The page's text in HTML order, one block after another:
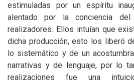
estimuladas por un espíritu
alentado por la conciencia
realizadores. Ellos intuían que
dicha producción, esto los liberó
lo sistemático y de un
narrativas y de lenguaje, por lo
realizaciones fue una